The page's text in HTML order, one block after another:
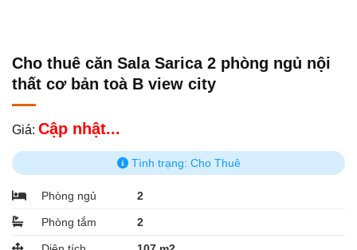
Cho thuê căn Sala Sarica 2 phòng ngủ nội
thất cơ bản toà B view city
Giá: Cập nhật...
Tình trạng: Cho Thuê
Phòng ngủ 2
Phòng tắm 2